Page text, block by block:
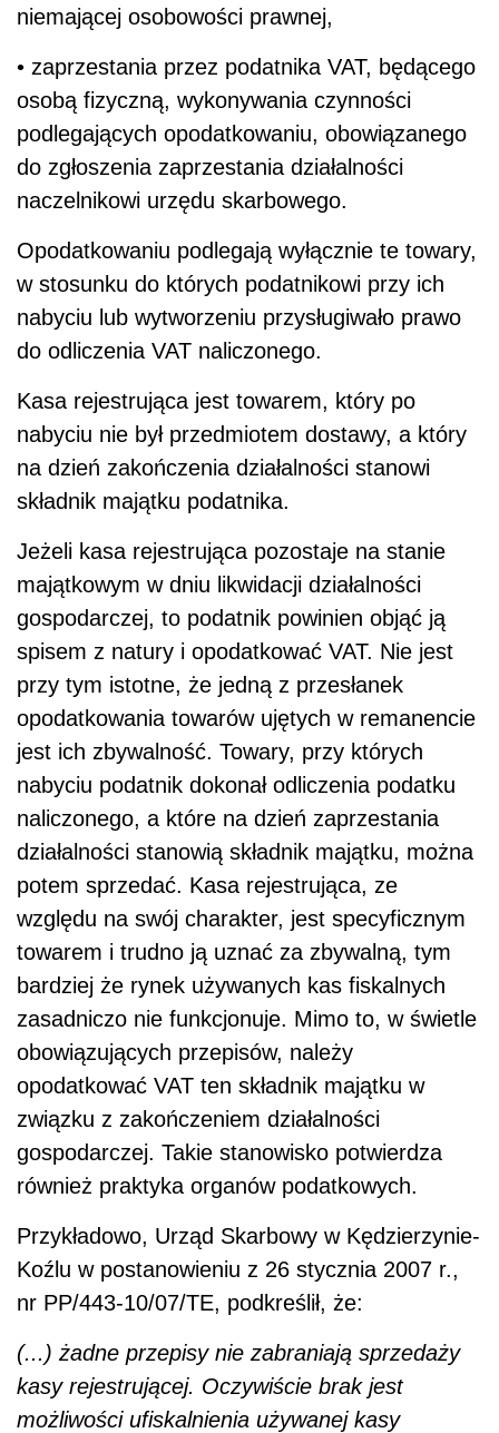
niemającej osobowości prawnej,
• zaprzestania przez podatnika VAT, będącego
osobą fizyczną, wykonywania czynności
podlegających opodatkowaniu, obowiązanego
do zgłoszenia zaprzestania działalności
naczelnikowi urzędu skarbowego.
Opodatkowaniu podlegają wyłącznie te towary,
w stosunku do których podatnikowi przy ich
nabyciu lub wytworzeniu przysługiwało prawo
do odliczenia VAT naliczonego.
Kasa rejestrująca jest towarem, który po
nabyciu nie był przedmiotem dostawy, a który
na dzień zakończenia działalności stanowi
składnik majątku podatnika.
Jeżeli kasa rejestrująca pozostaje na stanie
majątkowym w dniu likwidacji działalności
gospodarczej, to podatnik powinien objąć ją
spisem z natury i opodatkować VAT. Nie jest
przy tym istotne, że jedną z przesłanek
opodatkowania towarów ujętych w remanencie
jest ich zbywalność. Towary, przy których
nabyciu podatnik dokonał odliczenia podatku
naliczonego, a które na dzień zaprzestania
działalności stanowią składnik majątku, można
potem sprzedać. Kasa rejestrująca, ze
względu na swój charakter, jest specyficznym
towarem i trudno ją uznać za zbywalną, tym
bardziej że rynek używanych kas fiskalnych
zasadniczo nie funkcjonuje. Mimo to, w świetle
obowiązujących przepisów, należy
opodatkować VAT ten składnik majątku w
związku z zakończeniem działalności
gospodarczej. Takie stanowisko potwierdza
również praktyka organów podatkowych.
Przykładowo, Urząd Skarbowy w Kędzierzynie-
Koźlu w postanowieniu z 26 stycznia 2007 r.,
nr PP/443-10/07/TE, podkreślił, że:
(...) żadne przepisy nie zabraniają sprzedaży
kasy rejestrującej. Oczywiście brak jest
możliwości ufiskalnienia używanej kasy